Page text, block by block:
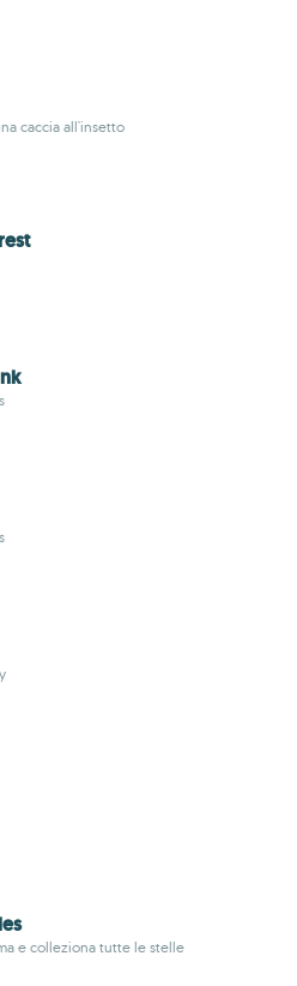
caccia all'insetto
e colleziona tutte le stelle